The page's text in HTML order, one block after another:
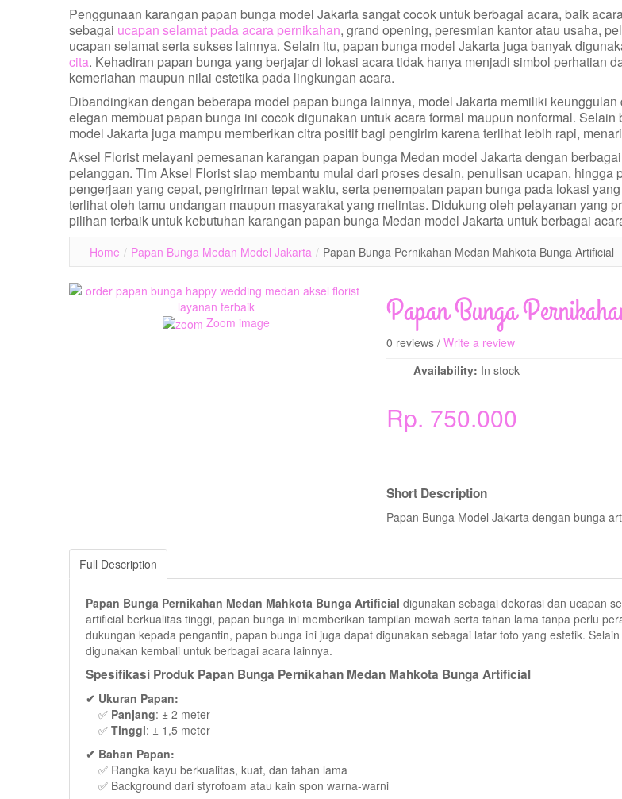
Penggunaan karangan papan bunga model Jakarta sangat cocok untuk berbagai acara, baik
sebagai ucapan selamat pada acara pernikahan, grand opening, peresmian kantor atau usaha,
ucapan selamat serta sukses lainnya. Selain itu, papan bunga model Jakarta juga banyak
cita. Kehadiran papan bunga yang berjajar di lokasi acara tidak hanya menjadi simbol perhatian
kemeriahan maupun nilai estetika pada lingkungan acara.
Dibandingkan dengan beberapa model papan bunga lainnya, model Jakarta memiliki
elegan membuat papan bunga ini cocok digunakan untuk acara formal maupun nonformal.
model Jakarta juga mampu memberikan citra positif bagi pengirim karena terlihat lebih rapi,
Aksel Florist melayani pemesanan karangan papan bunga Medan model Jakarta dengan
pelanggan. Tim Aksel Florist siap membantu mulai dari proses desain, penulisan ucapan,
pengerjaan yang cepat, pengiriman tepat waktu, serta penempatan papan bunga pada lokasi
terlihat oleh tamu undangan maupun masyarakat yang melintas. Didukung oleh pelayanan yang
pilihan terbaik untuk kebutuhan karangan papan bunga Medan model Jakarta untuk berbagai
Home / Papan Bunga Medan Model Jakarta / Papan Bunga Pernikahan Medan Mahkota Bunga Artificial
Zoom image Papan Bunga
0 reviews / Write a review
Availability: In stock
Rp. 750.000
Short Description
Papan Bunga Model Jakarta dengan bunga
Full Description
Papan Bunga Pernikahan Medan Mahkota Bunga Artificial digunakan sebagai dekorasi dan ucapan
artificial berkualitas tinggi, papan bunga ini memberikan tampilan mewah serta tahan lama tanpa perlu
dukungan kepada pengantin, papan bunga ini juga dapat digunakan sebagai latar foto yang estetik.
digunakan kembali untuk berbagai acara lainnya.
Spesifikasi Produk Papan Bunga Pernikahan Medan Mahkota Bunga Artificial
✔ Ukuran Papan:
✅ Panjang: ± 2 meter
✅ Tinggi: ± 1,5 meter
✔ Bahan Papan:
✅ Rangka kayu berkualitas, kuat, dan tahan lama
✅ Background dari styrofoam atau kain spon warna-warni